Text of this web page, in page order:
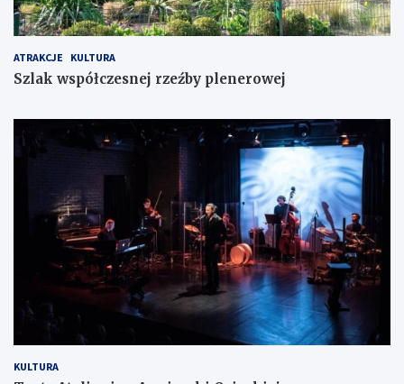
ATRAKCJE KULTURA
Szlak współczesnej rzeźby plenerowej
KULTURA